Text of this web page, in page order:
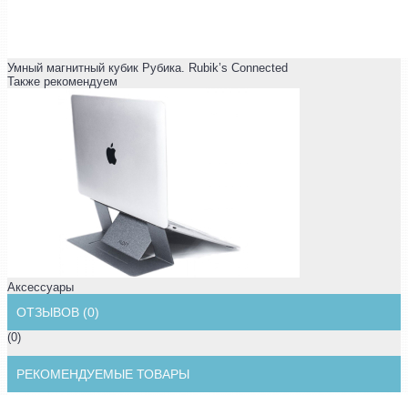
Умный магнитный кубик Рубика. Rubik’s Connected
Также рекомендуем
Аксессуары
ОТЗЫВОВ (0)
(0)
РЕКОМЕНДУЕМЫЕ ТОВАРЫ